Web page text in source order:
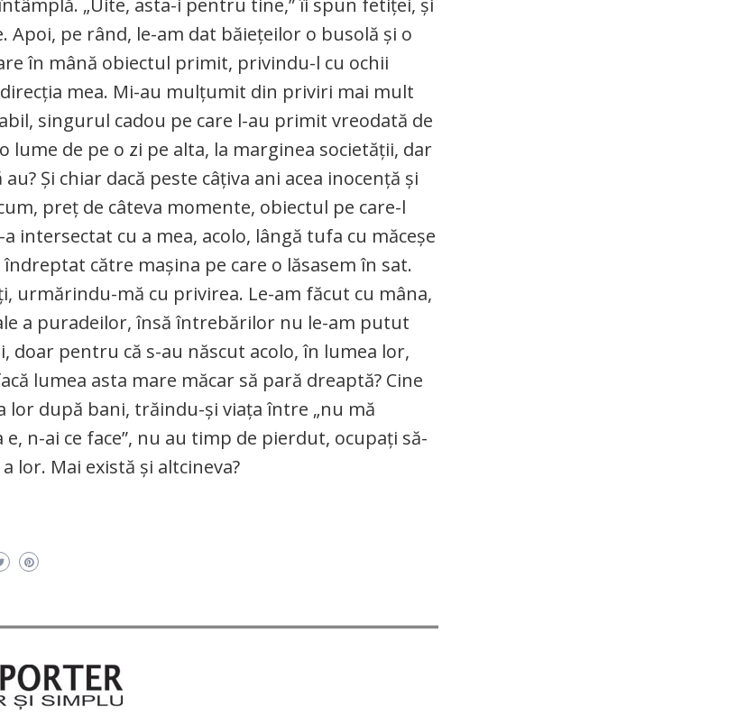
„Uite, asta-i pentru tine,” îi spun fetiței, și
pe rând, le-am dat băiețeilor o busolă și o
în mână obiectul primit, privindu-l cu ochii
mea. Mi-au mulțumit din priviri mai mult
singurul cadou pe care l-au primit vreodată de
lume de pe o zi pe alta, la marginea societății, dar
Și chiar dacă peste câțiva ani acea inocență și
preț de câteva momente, obiectul pe care-l
cu a mea, acolo, lângă tufa cu măceșe
către mașina pe care o lăsasem în sat.
urmărindu-mă cu privirea. Le-am făcut cu mâna,
a puradeilor, însă întrebărilor nu le-am putut
doar pentru că s-au născut acolo, în lumea lor,
lumea asta mare măcar să pară dreaptă? Cine
lor după bani, trăindu-și viața între „nu mă
n-ai ce face”, nu au timp de pierdut, ocupați să-
lor. Mai există și altcineva?